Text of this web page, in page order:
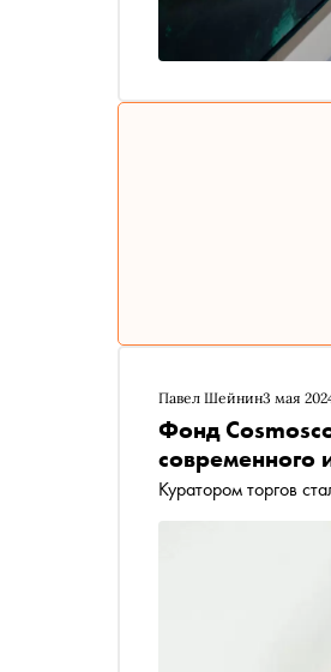
Павел Шейнин3 мая
Фонд
современного
Куратором торгов